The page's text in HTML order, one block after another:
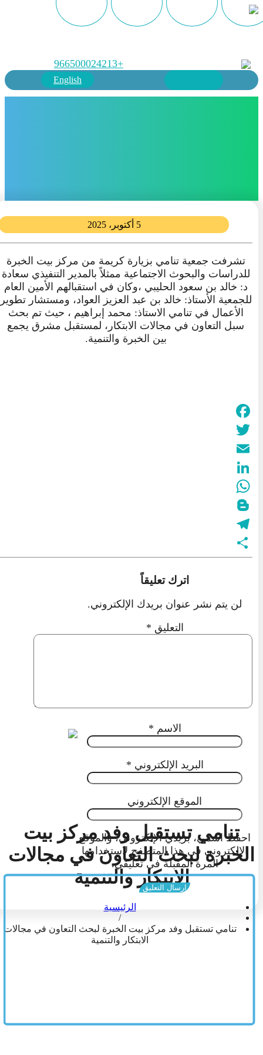
+966500024213
English
تنامي تستقبل وفد مركز بيت
الخبرة لبحث التعاون في مجالات
الابتكار والتنمية
الرئيسية
/
تنامي تستقبل وفد مركز بيت الخبرة لبحث التعاون في مجالات
الابتكار والتنمية
5 أكتوبر، 2025
تشرفت جمعية تنامي بزيارة كريمة من مركز بيت الخبرة
للدراسات والبحوث الاجتماعية ممثلاً بالمدير التنفيذي سعادة
د: خالد بن سعود الحليبي ،وكان في استقبالهم الأمين العام
للجمعية الأستاذ: خالد بن عبد العزيز العواد، ومستشار تطوير
الأعمال في تنامي الاستاذ: محمد إبراهيم ، حيث تم بحث
سبل التعاون في مجالات الابتكار، لمستقبل مشرق يجمع
بين الخبرة والتنمية.
اترك تعليقاً
لن يتم نشر عنوان بريدك الإلكتروني.
التعليق *
الاسم *
البريد الإلكتروني *
الموقع الإلكتروني
احفظ اسمي، بريدي الإلكتروني، والموقع
الإلكتروني في هذا المتصفح لاستخدامها
المرة المقبلة في تعليقي.